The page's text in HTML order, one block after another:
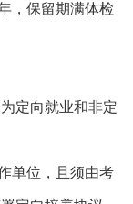
，保留期满体检
定向就业和非定
单位，且须由考